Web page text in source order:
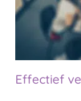
Effectief